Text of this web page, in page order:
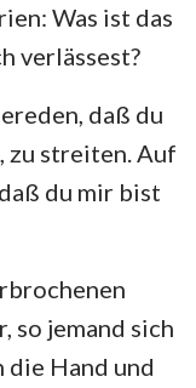
Was ist das
verlässest?
daß du
zu streiten. Auf
du mir bist
so jemand sich
die Hand und